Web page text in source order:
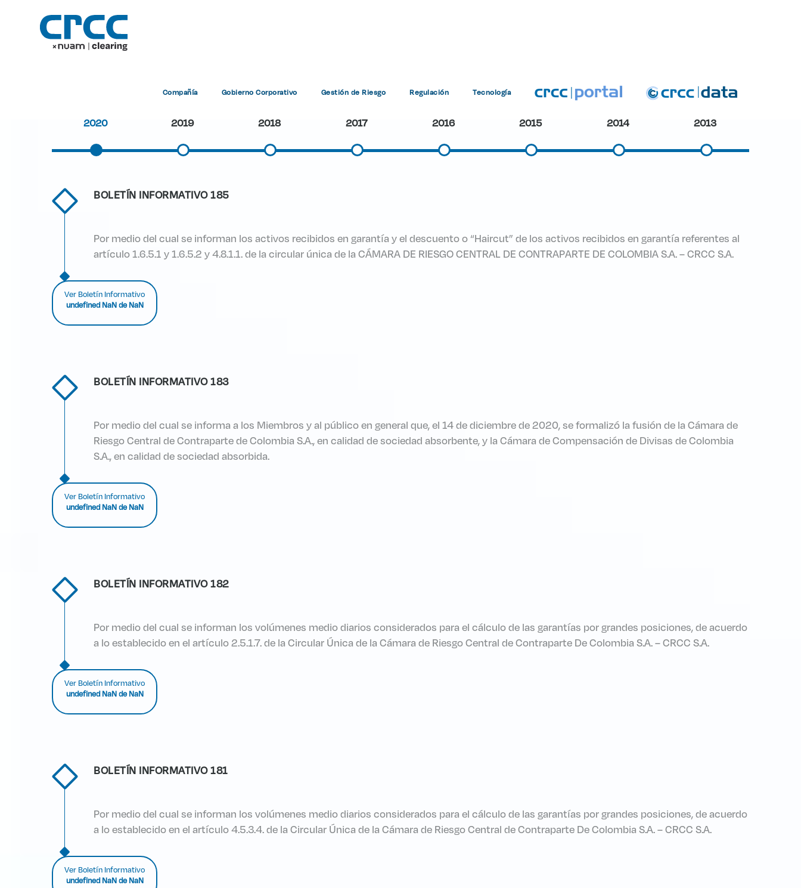
Compañía Gobierno Corporativo Gestión de Riesgo Regulación Tecnología
2020 2019 2018 2017 2016 2015 2014 2013
BOLETÍN INFORMATIVO 185
Por medio del cual se informan los activos recibidos en garantía y el descuento o “Haircut” de los activos recibidos en garantía referentes al
artículo 1.6.5.1 y 1.6.5.2 y 4.8.1.1. de la circular única de la CÁMARA DE RIESGO CENTRAL DE CONTRAPARTE DE COLOMBIA S.A. – CRCC S.A.
Ver Boletín Informativo
undefined NaN de NaN
BOLETÍN INFORMATIVO 183
Por medio del cual se informa a los Miembros y al público en general que, el 14 de diciembre de 2020, se formalizó la fusión de la Cámara de
Riesgo Central de Contraparte de Colombia S.A., en calidad de sociedad absorbente, y la Cámara de Compensación de Divisas de Colombia
S.A., en calidad de sociedad absorbida.
Ver Boletín Informativo
undefined NaN de NaN
BOLETÍN INFORMATIVO 182
Por medio del cual se informan los volúmenes medio diarios considerados para el cálculo de las garantías por grandes posiciones, de acuerdo
a lo establecido en el artículo 2.5.1.7. de la Circular Única de la Cámara de Riesgo Central de Contraparte De Colombia S.A. – CRCC S.A.
Ver Boletín Informativo
undefined NaN de NaN
BOLETÍN INFORMATIVO 181
Por medio del cual se informan los volúmenes medio diarios considerados para el cálculo de las garantías por grandes posiciones, de acuerdo
a lo establecido en el artículo 4.5.3.4. de la Circular Única de la Cámara de Riesgo Central de Contraparte De Colombia S.A. – CRCC S.A.
Ver Boletín Informativo
undefined NaN de NaN